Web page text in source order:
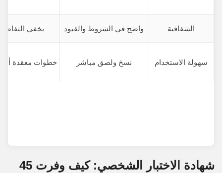
الشفافية واضح في الشروط والقيود يخفي
سهولة الاستخدام نسخ ولصق مباشر خطوات معقدة أو
شهادة الاختبار الشخصي: كيف وفرت 45